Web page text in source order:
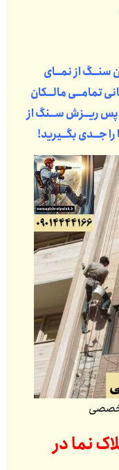
سنــگ از نمــای
تمامــی مالــکان
ریــزش ســنگ از
را جــدی بگــیرید!
نما در